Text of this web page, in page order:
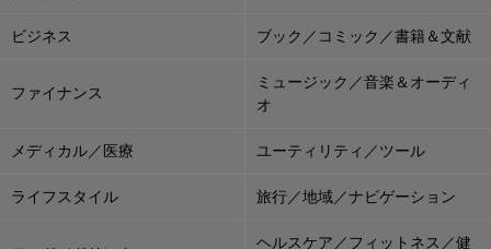
ビジネス ブック／コミック／書籍＆文献
ファイナンス
ミュージック／音楽＆オーディ
オ
メディカル／医療 ユーティリティ／ツール
ライフスタイル 旅行／地域／ナビゲーション
ヘルスケア／フィットネス／健